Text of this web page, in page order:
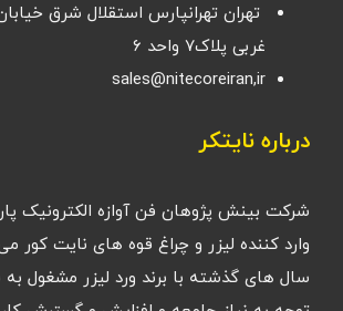
غربی پلاک۷ واحد ۶
sales@nitecoreiran,ir
درباره نایتکر
شرکت بینش پژوهان فن آوازه الکترونیک
وارد کننده لیزر و چراغ قوه های نایت کور
سال های گذشته با برند ورد لیزر مشغول به